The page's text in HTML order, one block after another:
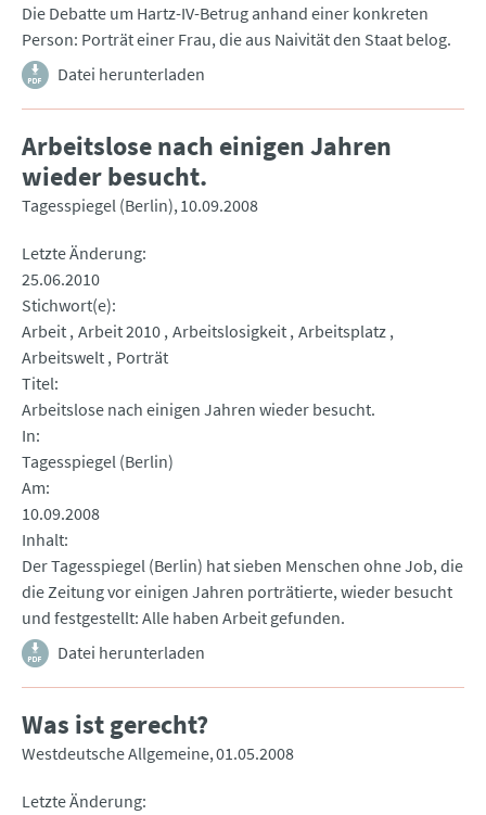
Die Debatte um Hartz-IV-Betrug anhand einer konkreten
Person: Porträt einer Frau, die aus Naivität den Staat belog.
Datei herunterladen
Arbeitslose nach einigen Jahren
wieder besucht.
Tagesspiegel (Berlin) 10.09.2008
Letzte Änderung
25.06.2010
Stichwort(e)
Arbeit Arbeit 2010 Arbeitslosigkeit Arbeitsplatz
Arbeitswelt Porträt
Titel
Arbeitslose nach einigen Jahren wieder besucht.
In
Tagesspiegel (Berlin)
Am
10.09.2008
Inhalt
Der Tagesspiegel (Berlin) hat sieben Menschen ohne Job, die
die Zeitung vor einigen Jahren porträtierte, wieder besucht
und festgestellt: Alle haben Arbeit gefunden.
Datei herunterladen
Was ist gerecht?
Westdeutsche Allgemeine 01.05.2008
Letzte Änderung